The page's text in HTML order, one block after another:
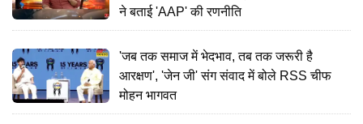
ने बताई 'AAP' की रणनीति
'जब तक समाज में भेदभाव, तब तक जरूरी है
आरक्षण', 'जेन जी' संग संवाद में बोले RSS चीफ
मोहन भागवत